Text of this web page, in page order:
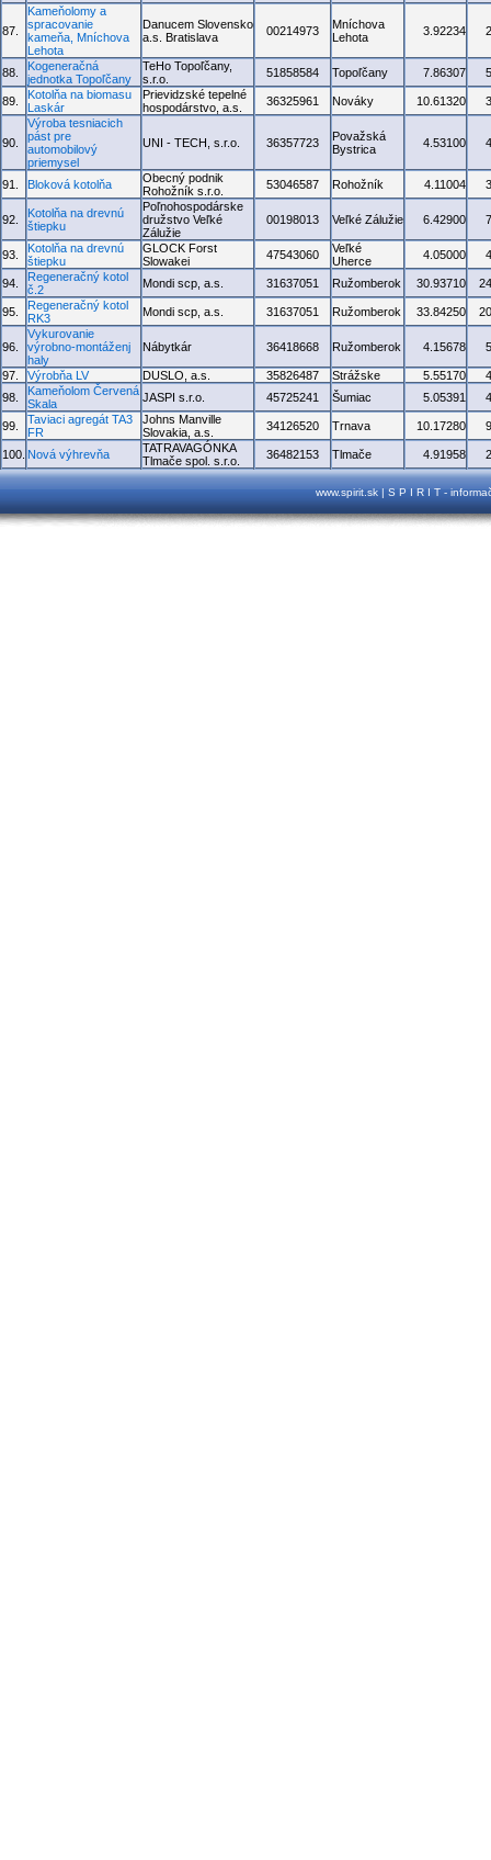
87.
Kameňolomy a
spracovanie
kameňa, Mníchova
Lehota
Danucem Slovensko
a.s. Bratislava
00214973
Mníchova
Lehota
3.92234
88.
Kogeneračná
jednotka Topoľčany
TeHo Topoľčany,
s.r.o.
51858584 Topoľčany 7.86307
89.
Kotolňa na biomasu
Laskár
Prievidzské tepelné
hospodárstvo, a.s.
36325961 Nováky 10.61320
90.
Výroba tesniacich
pást pre
automobilový
priemysel
UNI - TECH, s.r.o. 36357723
Považská
Bystrica
4.53100
91. Bloková kotolňa
Obecný podnik
Rohožník s.r.o.
53046587 Rohožník 4.11004
92.
Kotolňa na drevnú
štiepku
Poľnohospodárske
družstvo Veľké
Zálužie
00198013 Veľké Zálužie 6.42900
93.
Kotolňa na drevnú
štiepku
GLOCK Forst
Slowakei
47543060
Veľké
Uherce
4.05000
94.
Regeneračný kotol
č.2
Mondi scp, a.s. 31637051 Ružomberok 30.93710
95.
Regeneračný kotol
RK3
Mondi scp, a.s. 31637051 Ružomberok 33.84250
96.
Vykurovanie
výrobno-montáženj
haly
Nábytkár 36418668 Ružomberok 4.15678
97. Výrobňa LV DUSLO, a.s. 35826487 Strážske 5.55170
98.
Kameňolom Červená
Skala
JASPI s.r.o. 45725241 Šumiac 5.05391
99.
Taviaci agregát TA3
FR
Johns Manville
Slovakia, a.s.
34126520 Trnava 10.17280
100. Nová výhrevňa
TATRAVAGÓNKA
Tlmače spol. s.r.o.
36482153 Tlmače 4.91958
www.spirit.sk | S P I R I T -